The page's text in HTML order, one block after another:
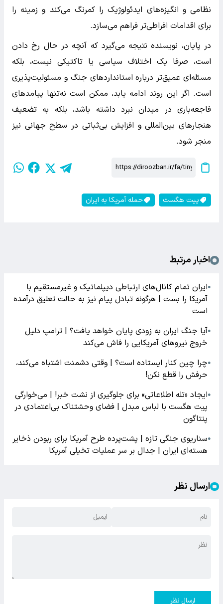
نظامی و انگیزه‌های ایدئولوژیک را کمرنگ می‌کند و زمینه را
برای اقدامات افراطی‌تر فراهم می‌سازد.
در پایان، نویسنده نتیجه می‌گیرد که آنچه در حال رخ دادن
است، صرفا یک اختلاف سیاسی یا تاکتیکی نیست، بلکه
مسئله‌ای عمیق‌تر درباره استانداردهای جنگ و مسئولیت‌پذیری
است. اگر این روند ادامه یابد، ممکن است نه‌تنها پیامدهای
فاجعه‌باری در میدان نبرد داشته باشد، بلکه به تضعیف
هنجارهای بین‌المللی و افزایش بی‌ثباتی در سطح جهانی نیز
منجر شود.
پیت هگست حمله آمریکا به ایران
اخبار مرتبط
●ایران تمام کانال‌های ارتباطی دیپلماتیک و غیرمستقیم با
آمریکا را بست | هرگونه تبادل پیام نیز به حالت تعلیق درآمده
است
●آیا جنگ ایران به زودی پایان خواهد یافت؟ | ترامپ دلیل
خروج نیروهای آمریکایی را فاش می‌کند
●چرا چین کنار ایستاده است؟ | وقتی دشمنت اشتباه می‌کند،
حرفش را قطع نکن!
●ایجاد «تله اطلاعاتی» برای جلوگیری از نشت خبر! | می‌خوارگی
پیت هگست با لباس مبدل | فضای وحشتناک بی‌اعتمادی در
پنتاگون
●سناریوی جنگی تازه | پشت‌پرده طرح آمریکا برای ربودن ذخایر
هسته‌ای ایران | جدال بر سر عملیات تخیلی آمریکا
ارسال نظر
ارسال نظر